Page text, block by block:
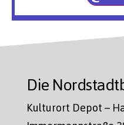
Die
Kulturort Depot –